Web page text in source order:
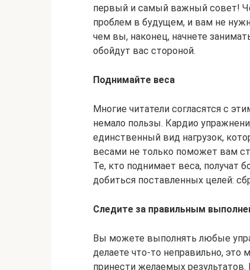
первый и самый важный совет!
проблем в будущем, и вам не
чем вы, наконец, начнете
обойдут вас стороной.
Поднимайте веса
Многие читатели согласятся с
немало пользы. Кардио
единственный вид нагрузок,
весами не только поможет вам
Те, кто поднимает веса, получат
добиться поставленных целей:
Следите за правильным
Вы можете выполнять любые
делаете что-то неправильно, это
принести желаемых